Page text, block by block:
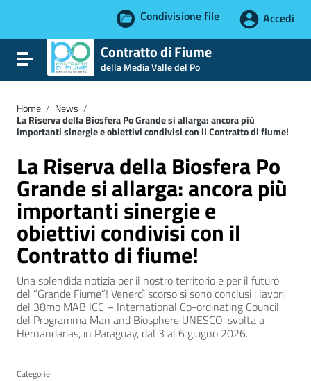
Condivisione file
Accedi
Vai ai contenuti
Vai al menu di navigazione
Vai al footer
Attiva / disattiva la navigazione
Contratto di Fiume
della Media Valle del Po
Home / News /
La Riserva della Biosfera Po Grande si allarga: ancora più
importanti sinergie e obiettivi condivisi con il Contratto di fiume!
La Riserva della Biosfera Po
Grande si allarga: ancora più
importanti sinergie e
obiettivi condivisi con il
Contratto di fiume!
Una splendida notizia per il nostro territorio e per il futuro
del “Grande Fiume”! Venerdì scorso si sono conclusi i lavori
del 38mo MAB ICC – International Co-ordinating Council
del Programma Man and Biosphere UNESCO, svolta a
Hernandarias, in Paraguay, dal 3 al 6 giugno 2026.
Categorie